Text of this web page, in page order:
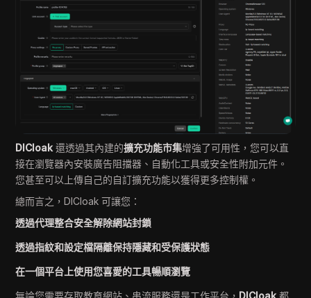
DICloak還透過其內建的擴充功能市集增強了可用性，您可以直
接在瀏覽器內安裝廣告阻擋器、自動化工具或安全性附加元件。
您甚至可以上傳自己的自訂擴充功能以獲得更多控制權。
總而言之，DICloak 可讓您：
透過代理整合安全解除網站封鎖
透過指紋和設定檔隔離保持隱藏和受保護狀態
在一個平台上使用您喜愛的工具暢順瀏覽